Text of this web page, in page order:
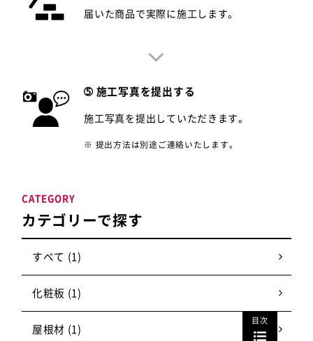
目次
届いた商品で実際に施工します。
➄ 施工写真を提出する
施工写真を提出していただきます。
※ 提出方法は別途ご連絡いたします。
カテゴリーで探す
CATEGORY
すべて (1)
化粧板 (1)
屋根材 (1)